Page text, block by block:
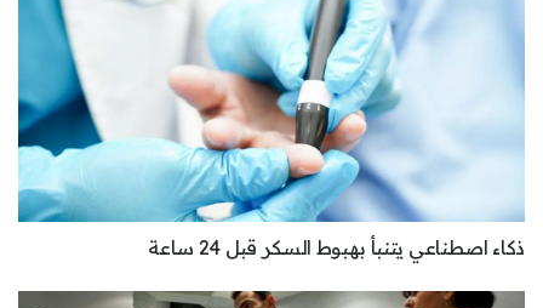
ذكاء اصطناعي يتنبأ بهبوط السكر قبل 24 ساعة